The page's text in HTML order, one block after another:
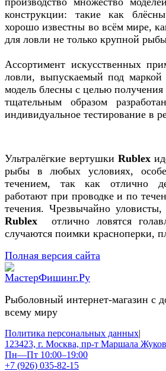
конструкции: такие как
хорошо известны во всём мире,
для ловли не только крупной
Ассортимент искусственных
ловли, выпускаемый под маркой
модель блесны с целью
тщательным образом
индивидуальное тестирование в
Ультралёгкие вертушки Rublex
рыбы в любых условиях,
течением, так как отлично
работают при проводке и по
течения. Чрезвычайно
Rublex отлично ловятся
случаются поимки красноперки,
Полная версия сайта
Рыболовный интернет-магазин с
всему миру
Политика персональных данных|
123423, г. Москва, пр-т Маршала
Пн—Пт 10:00–19:00
+7 (926) 035-82-15